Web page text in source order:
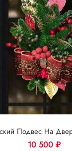
Подвес На
10 500 ₽